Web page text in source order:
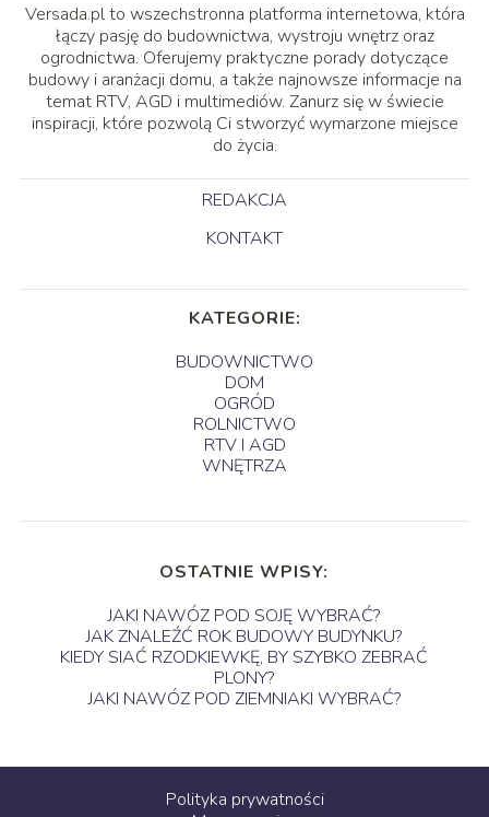
Versada.pl to wszechstronna platforma internetowa, która
łączy pasję do budownictwa, wystroju wnętrz oraz
ogrodnictwa. Oferujemy praktyczne porady dotyczące
budowy i aranżacji domu, a także najnowsze informacje na
temat RTV, AGD i multimediów. Zanurz się w świecie
inspiracji, które pozwolą Ci stworzyć wymarzone miejsce
do życia.
REDAKCJA
KONTAKT
KATEGORIE:
BUDOWNICTWO
DOM
OGRÓD
ROLNICTWO
RTV I AGD
WNĘTRZA
OSTATNIE WPISY:
JAKI NAWÓZ POD SOJĘ WYBRAĆ?
JAK ZNALEŹĆ ROK BUDOWY BUDYNKU?
KIEDY SIAĆ RZODKIEWKĘ, BY SZYBKO ZEBRAĆ
PLONY?
JAKI NAWÓZ POD ZIEMNIAKI WYBRAĆ?
Polityka prywatności